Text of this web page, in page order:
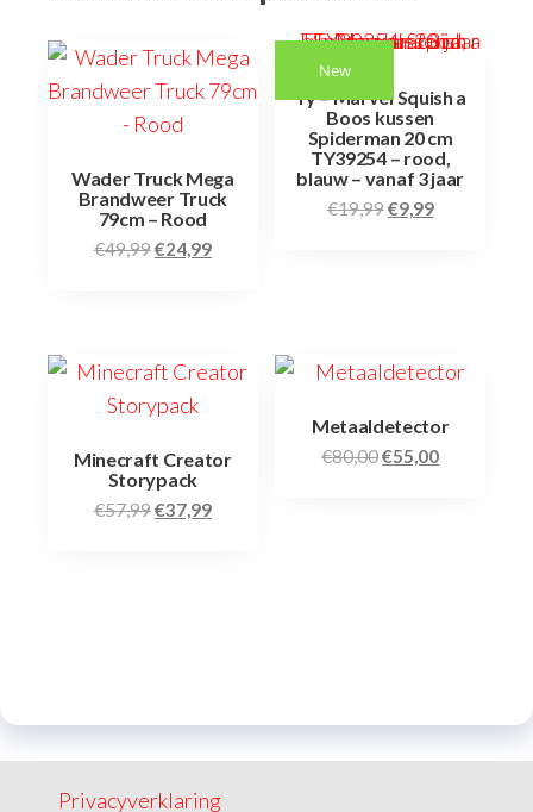
Wader Truck Mega
Brandweer Truck
79cm – Rood
€49,99€24,99
New
Ty – Marvel Squish a
Boos kussen
Spiderman 20 cm
TY39254 – rood,
blauw – vanaf 3 jaar
€19,99€9,99
Minecraft Creator
Storypack
€57,99€37,99
Metaaldetector
€80,00€55,00
Privacyverklaring